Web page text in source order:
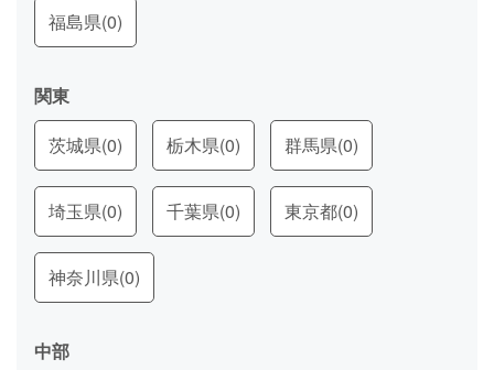
福島県(0)
関東
茨城県(0) 栃木県(0) 群馬県(0)
埼玉県(0) 千葉県(0) 東京都(0)
神奈川県(0)
中部